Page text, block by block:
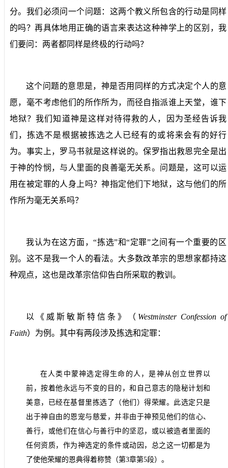
分。我们必须问一个问题：这两个教义所包含的行动是同样
的吗？再具体地用正确的语言来表达这种神学上的区别，我
们要问：两者都同样是终极的行动吗？
这个问题的意思是，神是否用同样的方式决定个人的意
愿，毫不考虑他们的所作所为，而径自指派谁上天堂，谁下
地狱？我们知道神是这样对待得救的人，因为圣经告诉我
们，拣选不是根据被拣选之人已经有的或将来会有的好行
为。事实上，罗马书就是这样说的。保罗指出救恩完全是出
于神的怜悯，与人里面的良善毫无关系。问题是，这可以运
用在被定罪的人身上吗？神指定他们下地狱，这与他们的所
作所为毫无关系吗？
我认为在这方面，“拣选”和“定罪”之间有一个重要的区
别。这不是我一个人的看法。大多数改革宗的思想家都持这
种观点，这也是改革宗信仰告白所采取的教训。
以《威斯敏斯特信条》（ Westminster Confession of
Faith）为例。其中有两段涉及拣选和定罪：
在人类中蒙神选定得生命的人，是神从创立世界以
前，按着他永远与不变的目的，和自己意志的隐秘计划和
美意，已经在基督里拣选了（他们）得荣耀。此选定只是
出于神自由的恩宠与慈爱，并非由于神预见他们的信心、
善行，或他们在信心与善行中的坚忍，或以被造者里面的
任何资质，作为神选定的条件或动因，总之这一切都是为
了使他荣耀的恩典得着称赞（第3章第5段）。